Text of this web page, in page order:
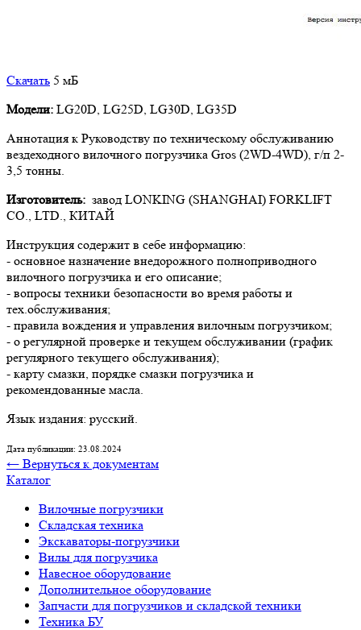
Скачать 5 мБ
Модели: LG20D, LG25D, LG30D, LG35D
Аннотация к Руководству по техническому обслуживанию
вездеходного вилочного погрузчика Gros (2WD-4WD), г/п 2-
3,5 тонны.
Изготовитель: завод LONKING (SHANGHAI) FORKLIFT
CO., LTD., КИТАЙ
Инструкция содержит в себе информацию:
- основное назначение внедорожного полноприводного
вилочного погрузчика и его описание;
- вопросы техники безопасности во время работы и
тех.обслуживания;
- правила вождения и управления вилочным погрузчиком;
- о регулярной проверке и текущем обслуживании (график
регулярного текущего обслуживания);
- карту смазки, порядке смазки погрузчика и
рекомендованные масла.
Язык издания: русский.
Дата публикации: 23.08.2024
← Вернуться к документам
Каталог
Вилочные погрузчики
Складская техника
Экскаваторы-погрузчики
Вилы для погрузчика
Навесное оборудование
Дополнительное оборудование
Запчасти для погрузчиков и складской техники
Техника БУ